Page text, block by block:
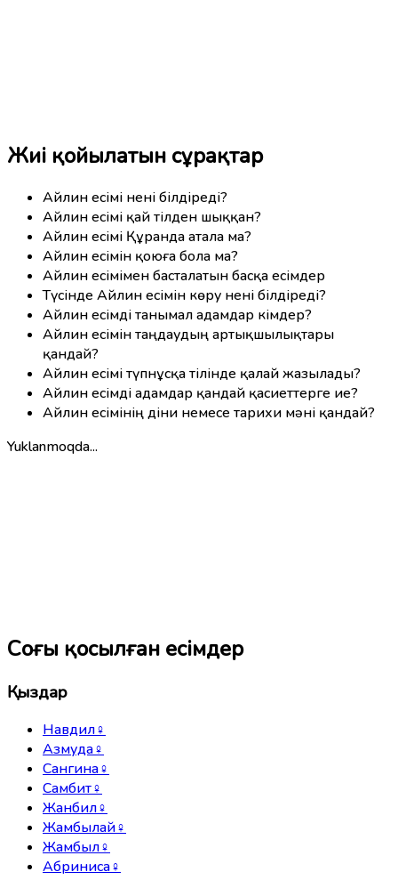
Жиі қойылатын сұрақтар
Айлин есімі нені білдіреді?
Айлин есімі қай тілден шыққан?
Айлин есімі Құранда атала ма?
Айлин есімін қоюға бола ма?
Айлин есімімен басталатын басқа есімдер
Түсінде Айлин есімін көру нені білдіреді?
Айлин есімді танымал адамдар кімдер?
Айлин есімін таңдаудың артықшылықтары
қандай?
Айлин есімі түпнұсқа тілінде қалай жазылады?
Айлин есімді адамдар қандай қасиеттерге ие?
Айлин есімінің діни немесе тарихи мәні қандай?
Yuklanmoqda...
Соңғы қосылған есімдер
Қыздар
Навдил♀
Азмуда♀
Сангина♀
Самбит♀
Жанбил♀
Жамбылай♀
Жамбыл♀
Абриниса♀